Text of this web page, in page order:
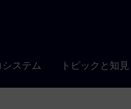
ステム トピックと知見